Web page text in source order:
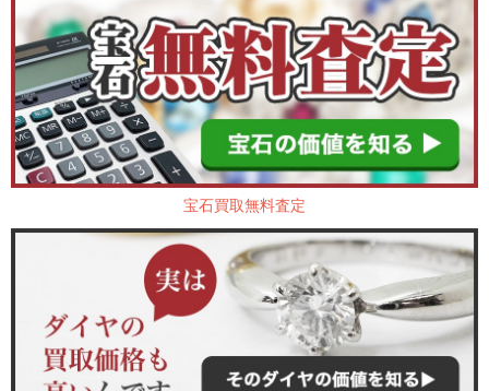
宝石買取無料査定